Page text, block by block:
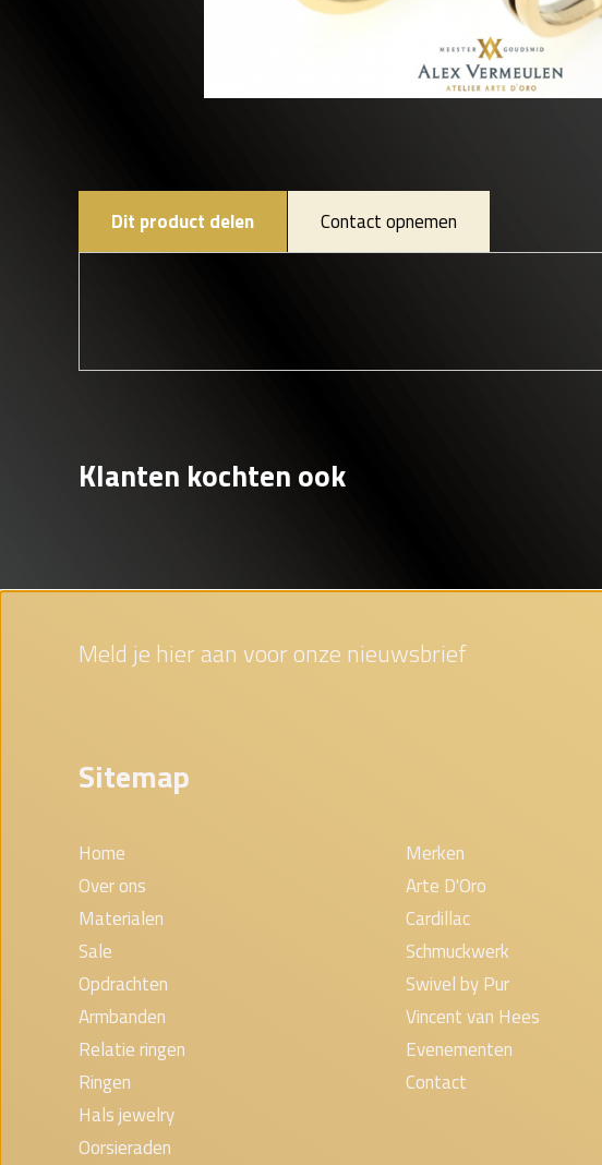
Dit product delen Contact opnemen
Klanten kochten ook
Meld je hier aan voor onze nieuwsbrief
Sitemap
Home
Over ons
Materialen
Sale
Opdrachten
Armbanden
Relatie ringen
Ringen
Hals jewelry
Oorsieraden
Merken
Arte D'Oro
Cardillac
Schmuckwerk
Swivel by Pur
Vincent van Hees
Evenementen
Contact